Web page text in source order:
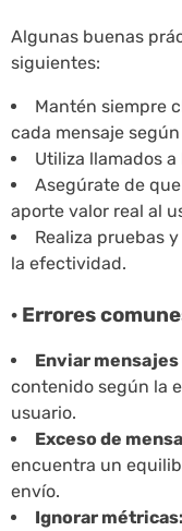
Algunas buenas
siguientes:
Mantén siempre
cada mensaje
Utiliza llamados
Asegúrate de
aporte valor real al
Realiza pruebas
la efectividad.
· Errores
Enviar
contenido según la
usuario.
Exceso de
encuentra un
envío.
Ignorar métricas: